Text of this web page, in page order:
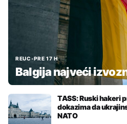
REUC•PRE 17 H
Balgija najveći
TASS: Ruski hakeri
dokazima da
NATO